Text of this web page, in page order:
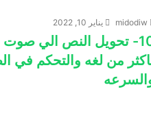
midodiw يناير 10, 2022
10- تحويل النص الي صوت
من لغه والتحكم في